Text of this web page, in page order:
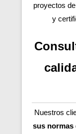
proyectos
y
Nuestros
sus normas